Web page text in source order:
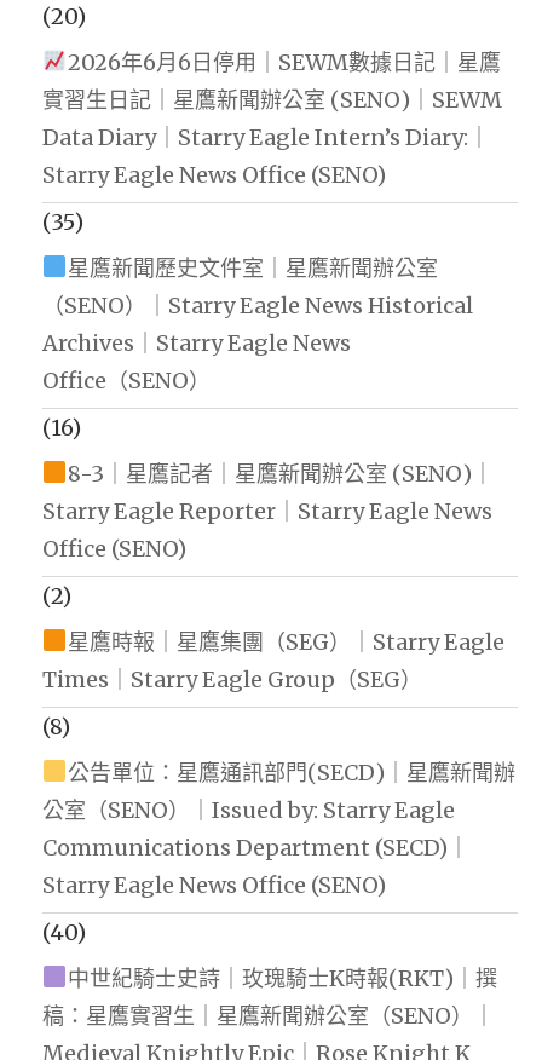
(20)
2026年6月6日停用｜SEWM數據日記｜星鷹
實習生日記｜星鷹新聞辦公室 (SENO)｜SEWM
Data Diary｜Starry Eagle Intern’s Diary:｜
Starry Eagle News Office (SENO)
(35)
星鷹新聞歷史文件室｜星鷹新聞辦公室
（SENO）｜Starry Eagle News Historical
Archives｜Starry Eagle News
Office（SENO）
(16)
8-3｜星鷹記者｜星鷹新聞辦公室 (SENO)｜
Starry Eagle Reporter｜Starry Eagle News
Office (SENO)
(2)
星鷹時報｜星鷹集團（SEG）｜Starry Eagle
Times｜Starry Eagle Group（SEG）
(8)
公告單位：星鷹通訊部門(SECD)｜星鷹新聞辦
公室（SENO）｜Issued by: Starry Eagle
Communications Department (SECD)｜
Starry Eagle News Office (SENO)
(40)
中世紀騎士史詩｜玫瑰騎士K時報(RKT)｜撰
稿：星鷹實習生｜星鷹新聞辦公室（SENO）｜
Medieval Knightly Epic｜Rose Knight K